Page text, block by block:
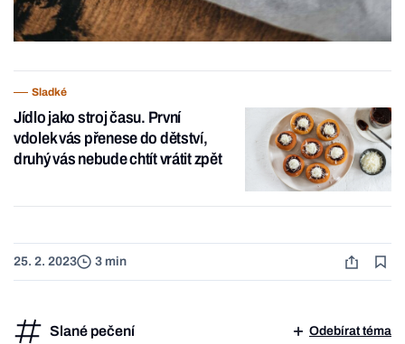
Sladké
Jídlo jako stroj času. První
vdolek vás přenese do dětství,
druhý vás nebude chtít vrátit zpět
25. 2. 2023 3 min
Slané pečení Odebírat téma